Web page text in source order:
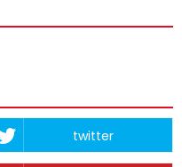
twitter